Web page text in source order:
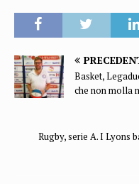
Basket,
che non molla
Rugby, serie A. I Lyons